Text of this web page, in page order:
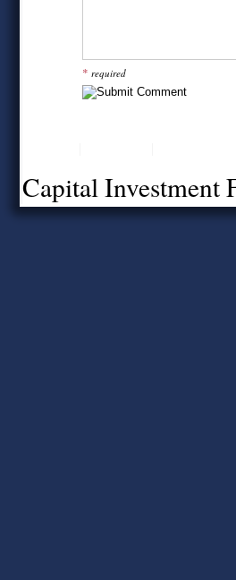
* required
Capital Investment